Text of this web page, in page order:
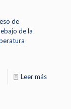
de
de la
Leer más